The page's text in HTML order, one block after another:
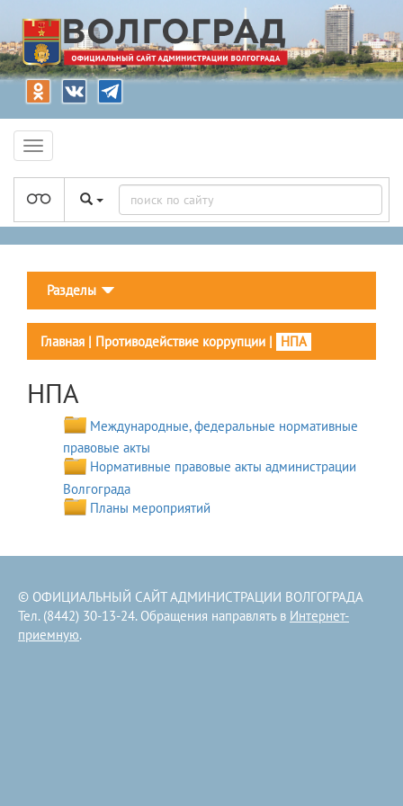
Разделы
Главная | Противодействие коррупции | НПА
НПА
Международные, федеральные нормативные
правовые акты
Нормативные правовые акты администрации
Волгограда
Планы мероприятий
© ОФИЦИАЛЬНЫЙ САЙТ АДМИНИСТРАЦИИ ВОЛГОГРАДА
Тел. (8442) 30-13-24. Обращения направлять в Интернет-
приемную.